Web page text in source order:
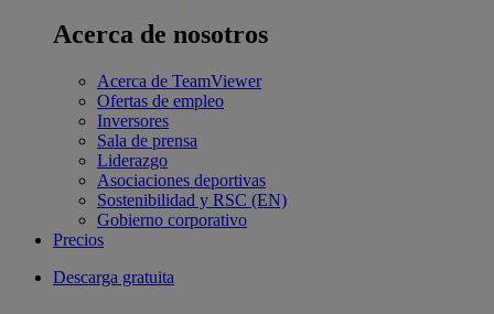
Acerca de nosotros
Acerca de TeamViewer
Ofertas de empleo
Inversores
Sala de prensa
Liderazgo
Asociaciones deportivas
Sostenibilidad y RSC (EN)
Gobierno corporativo
Precios
Descarga gratuita